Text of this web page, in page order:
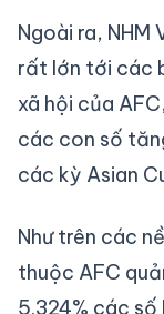
Ngoài ra,
rất lớn tới các
xã hội của
các con số
các kỳ Asian
Như trên các
thuộc AFC
5.324% các